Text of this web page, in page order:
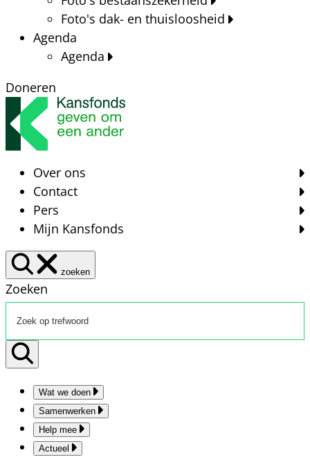
Foto's dak- en thuisloosheid
Agenda
Agenda
Doneren
Over ons
Contact
Pers
Mijn Kansfonds
zoeken
Zoeken
Wat we doen
Samenwerken
Help mee
Actueel